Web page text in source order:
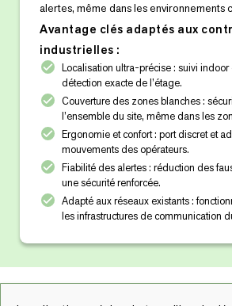
alertes, même dans les environnements
Avantage clés adaptés aux
industrielles :
Localisation ultra-précise : suivi indoor
détection exacte de l’étage.
Couverture des zones blanches :
l’ensemble du site, même dans les
Ergonomie et confort : port discret et
mouvements des opérateurs.
Fiabilité des alertes : réduction des
une sécurité renforcée.
Adapté aux réseaux existants :
les infrastructures de communication